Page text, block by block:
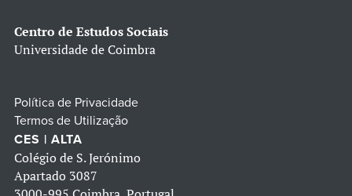
Centro de Estudos Sociais
Universidade de Coimbra
Política de Privacidade
Termos de Utilização
CES | ALTA
Colégio de S. Jerónimo
Apartado 3087